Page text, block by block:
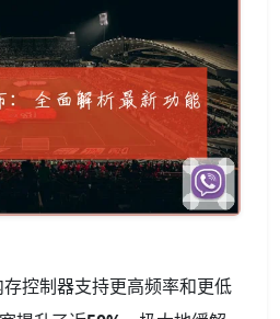
控制器支持更高频率和更低